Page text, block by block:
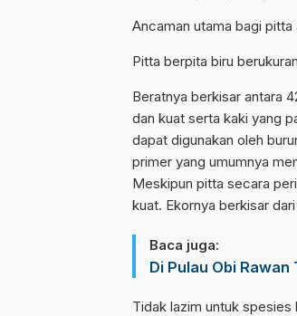
Ancaman utama bagi
Pitta berpita biru
Beratnya berkisar antara
dan kuat serta kaki yang
dapat digunakan oleh
primer yang umumnya
Meskipun pitta secara
kuat. Ekornya berkisar
Baca juga:
Di Pulau Obi
Tidak lazim untuk spesies